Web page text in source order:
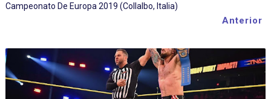
Campeonato De Europa 2019 (Collalbo, Italia)
Anterior